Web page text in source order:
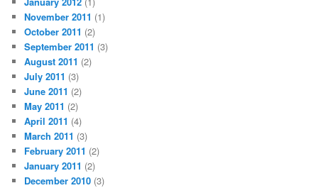
November 2011 (1)
October 2011 (2)
September 2011 (3)
August 2011 (2)
July 2011 (3)
June 2011 (2)
May 2011 (2)
April 2011 (4)
March 2011 (3)
February 2011 (2)
January 2011 (2)
December 2010 (3)